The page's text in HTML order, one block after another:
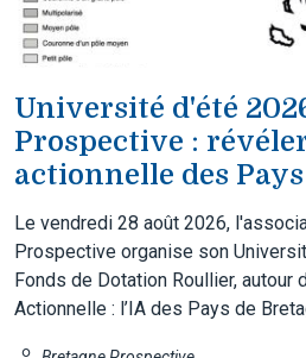
Université d'été
Prospective :
actionnelle des
Le vendredi 28 août 2026,
Prospective organise son
Fonds de Dotation Roullier, autour
Actionnelle : l’IA des Pays de